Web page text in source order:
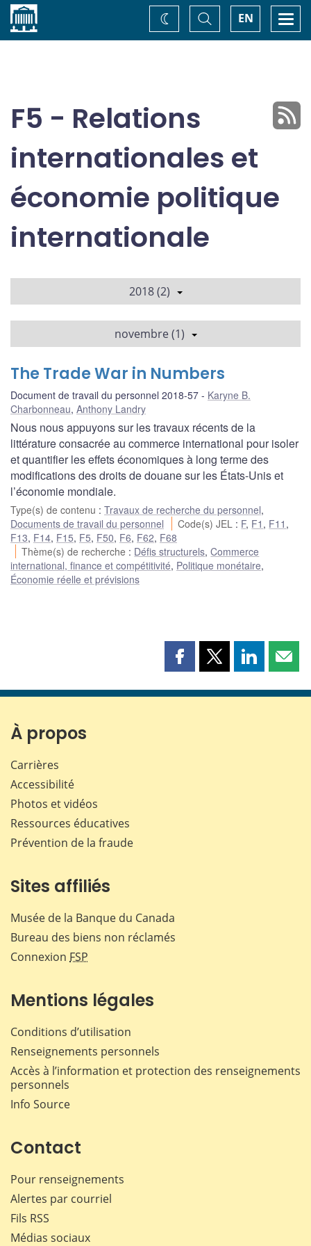
Accueil EN
Basculer
la
recherche
Changez
de
F5 - Relations
internationales et
économie politique
internationale
2018 (2)
novembre (1)
The Trade War in Numbers
Document de travail du personnel 2018-57
Karyne B.
Charbonneau, Anthony Landry
Nous nous appuyons sur les travaux récents de la
littérature consacrée au commerce international pour isoler
et quantifier les effets économiques à long terme des
modifications des droits de douane sur les États-Unis et
l’économie mondiale.
Type(s) de contenu : Travaux de recherche du personnel,
Documents de travail du personnel
Code(s) JEL : F, F1 , F11 ,
F13, F14, F15, F5, F50, F6, F62, F68
Thème(s) de recherche : Défis structurels,Commerce
international, finance et compétitivité, Politique monétaire,
Économie réelle et prévisions
Partager
page
Partager
page
Partager
page page
À propos
Carrières
Accessibilité
Photos et vidéos
Ressources éducatives
Prévention de la fraude
Sites affiliés
Musée de la Banque du Canada
Bureau des biens non réclamés
Connexion FSP
Mentions légales
Conditions d’utilisation
Renseignements personnels
Accès à l’information et protection des renseignements
personnels
Info Source
Contact
Pour renseignements
Alertes par courriel
Fils RSS
Médias sociaux